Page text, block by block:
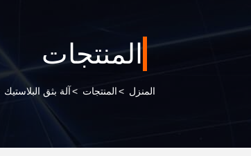
المنتجات
المنزل >المنتجات >آلة بثق البلاستيك